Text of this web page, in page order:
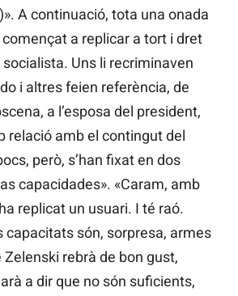
A continuació, tota una onada
a replicar a tort i dret
Uns li recriminaven
i altres feien referència, de
a l’esposa del president,
relació amb el contingut del
però, s’han fixat en dos
capacidades». «Caram, amb
replicat un usuari. I té raó.
capacitats són, sorpresa, armes
rebrà de bon gust,
a dir que no són suficients,